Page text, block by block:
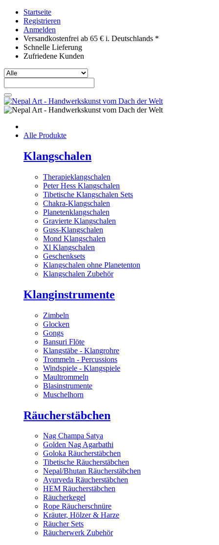
Startseite
Registrieren
Anmelden
Versandkostenfrei ab 65 € i. Deutschlands *
Schnelle Lieferung
Zufriedene Kunden
Alle Produkte
Klangschalen
Therapieklangschalen
Peter Hess Klangschalen
Tibetische Klangschalen Sets
Chakra-Klangschalen
Planetenklangschalen
Gravierte Klangschalen
Guss-Klangschalen
Mond Klangschalen
Xl Klangschalen
Geschenksets
Klangschalen ohne Planetenton
Klangschalen Zubehör
Klanginstrumente
Zimbeln
Glocken
Gongs
Bansuri Flöte
Klangstäbe - Klangrohre
Trommeln - Percussions
Windspiele - Klangspiele
Maultrommeln
Blasinstrumente
Muschelhorn
Räucherstäbchen
Nag Champa Satya
Golden Nag Agarbathi
Goloka Räucherstäbchen
Tibetische Räucherstäbchen
Nepal/Bhutan Räucherstäbchen
Ayurveda Räucherstäbchen
HEM Räucherstäbchen
Räucherkegel
Rope Räucherschnüre
Kräuter, Hölzer & Harze
Räucher Sets
Räucherwerk Zubehör